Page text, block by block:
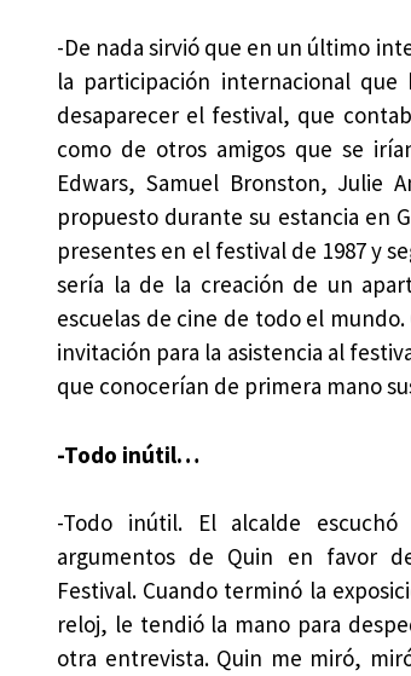
-De nada sirvió que en un último
la participación internacional
desaparecer el festival, que
como de otros amigos que se
Edwars, Samuel Bronston, Julie
propuesto durante su estancia en
presentes en el festival de 1987 y
sería la de la creación de un
escuelas de cine de todo el
invitación para la asistencia al
que conocerían de primera mano
-Todo inútil…
-Todo inútil. El alcalde
argumentos de Quin en favor
Festival. Cuando terminó la
reloj, le tendió la mano para
otra entrevista. Quin me miró,